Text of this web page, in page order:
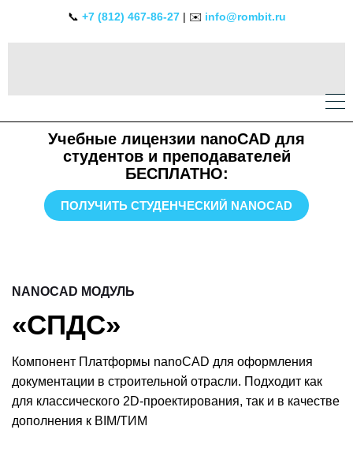
📞 +7 (812) 467-86-27| ✉️ info@rombit.ru
Учебные лицензии nanoCAD для
студентов и преподавателей
БЕСПЛАТНО:
ПОЛУЧИТЬ СТУДЕНЧЕСКИЙ NANOCAD
NANOCAD МОДУЛЬ
«СПДС»
Компонент Платформы nanoCAD для оформления
документации в строительной отрасли. Подходит как
для классического 2D-проектирования, так и в качестве
дополнения к BIМ/ТИМ